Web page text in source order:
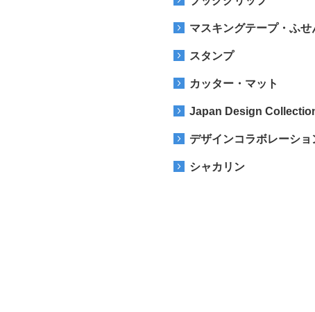
マスキングテープ・ふせ
スタンプ
カッター・マット
Japan Design
デザインコラボレーショ
シャカリン